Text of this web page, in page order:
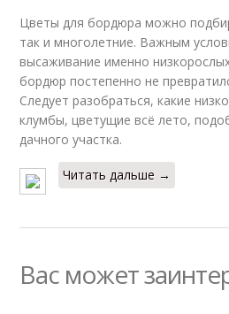
Цветы для бордюра можно
так и многолетние. Важным
высаживание именно
бордюр постепенно не
Следует разобраться, какие
клумбы, цветущие всё лето,
дачного участка.
Читать дальше →
Вас может